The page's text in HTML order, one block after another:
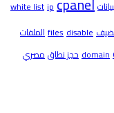
white listip
filesdisable
الملفات
domainحجز نطاقمصري